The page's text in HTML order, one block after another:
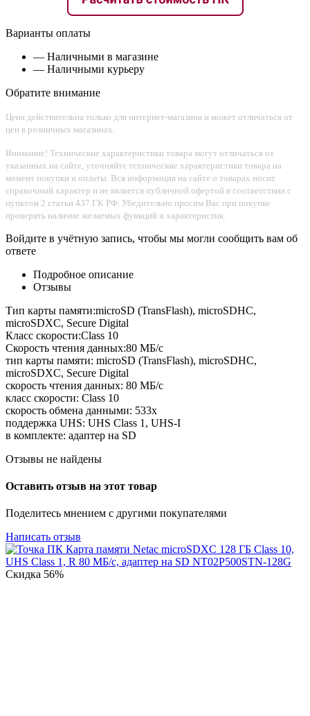
Варианты оплаты
— Наличными в магазине
— Наличными курьеру
Обратите внимание
Цена действительна только для интернет-магазина и может отличаться от
цен в розничных магазинах.
Внимание! Технические характеристики товара могут отличаться от
указанных на сайте, уточняйте технические характеристики товара на
момент покупки и оплаты. Вся информация на сайте о товарах носит
справочный характер и не является публичной офертой в соответствии с
пунктом 2 статьи 437 ГК РФ. Убедительно просим Вас при покупке
проверять наличие желаемых функций и характеристик.
Войдите в учётную запись, чтобы мы могли сообщить вам об
ответе
Подробное описание
Отзывы
Тип карты памяти:microSD (TransFlash), microSDHC,
microSDXC, Secure Digital
Класс скорости:Class 10
Скорость чтения данных:80 МБ/с
тип карты памяти: microSD (TransFlash), microSDHC,
microSDXC, Secure Digital
скорость чтения данных: 80 МБ/с
класс скорости: Class 10
скорость обмена данными: 533x
поддержка UHS: UHS Class 1, UHS-I
в комплекте: адаптер на SD
Отзывы не найдены
Оставить отзыв на этот товар
Поделитесь мнением с другими покупателями
Написать отзыв
Скидка 56%